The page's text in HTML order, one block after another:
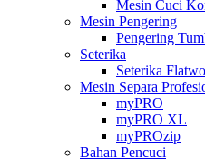
Mesin Cuci
Mesin Pengering
Pengering
Seterika
Seterika
Mesin Separa
myPRO
myPRO XL
myPROzip
Bahan Pencuci